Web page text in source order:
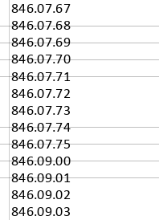
846.07.67
846.07.68
846.07.69
846.07.70
846.07.71
846.07.72
846.07.73
846.07.74
846.07.75
846.09.00
846.09.01
846.09.02
846.09.03